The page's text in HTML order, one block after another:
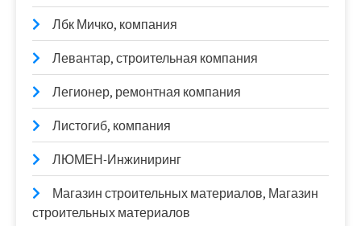
Лбк Мичко, компания
Левантар, строительная компания
Легионер, ремонтная компания
Листогиб, компания
ЛЮМЕН-Инжиниринг
Магазин строительных материалов, Магазин
строительных материалов